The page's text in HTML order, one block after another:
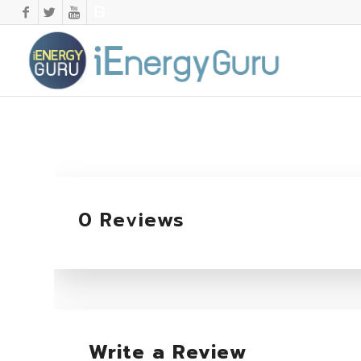
0 Reviews
Write a Review